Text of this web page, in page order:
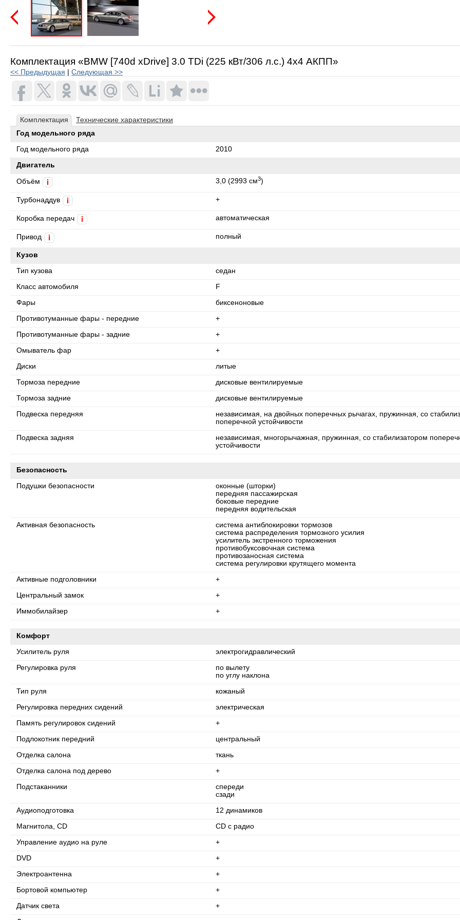
Комплектация «BMW [740d xDrive] 3.0 TDi (225 кВт/306 л.с.) 4x4 АКПП»
<< Предыдущая Следующая >>
Комплектация
Технические характеристики
Год модельного ряда
Год модельного ряда 2010
Двигатель
Объём 3,0 (2993 см3)
Турбонаддув +
Коробка передач автоматическая
Привод полный
Кузов
Тип кузова седан
Класс автомобиля F
Фары биксеноновые
Противотуманные фары - передние +
Противотуманные фары - задние +
Омыватель фар +
Диски литые
Тормоза передние дисковые вентилируемые
Тормоза задние дисковые вентилируемые
Подвеска передняя
независимая, на двойных поперечных рычагах, пружинная, со
поперечной устойчивости
Подвеска задняя
независимая, многорычажная, пружинная, со стабилизатором
устойчивости
Безопасность
Подушки безопасности
оконные (шторки)
передняя пассажирская
боковые передние
передняя водительская
Активная безопасность
система антиблокировки тормозов
система распределения тормозного усилия
усилитель экстренного торможения
противобуксовочная система
противозаносная система
система регулировки крутящего момента
Активные подголовники +
Центральный замок +
Иммобилайзер +
Комфорт
Усилитель руля электрогидравлический
Регулировка руля
по вылету
по углу наклона
Тип руля кожаный
Регулировка передних сидений электрическая
Память регулировок сидений +
Подлокотник передний центральный
Отделка салона ткань
Отделка салона под дерево +
Подстаканники
спереди
сзади
Аудиоподготовка 12 динамиков
Магнитола, CD CD с радио
Управление аудио на руле +
DVD +
Электроантенна +
Бортовой компьютер +
Датчик света +